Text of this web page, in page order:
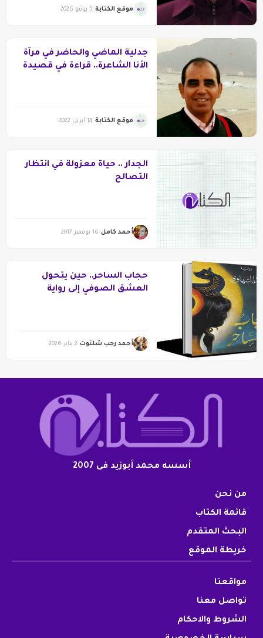
موقع الكتابة 5 يونيو 2026
جدلية الماضي والحاضر في مرآة
الأنا الشاعرة.. قراءة في قصيدة
موقع الكتابة 14 أبريل 2022
الجدار .. حياة معزولة في انتظار
التصالح
أحمد كامل 16 نوفمبر 2017
حجاب الساحر.. حين يتحول
العشق الصوفي إلى رواية
أحمد رجب شلتوت 2 يناير 2026
أسسه محمد أبوزيد فى 2007
من نحن
قائمة الكتاب
البحث المتقدم
خريطة الموقع
مواقعنا
تواصل معنا
الشروط والاحكام